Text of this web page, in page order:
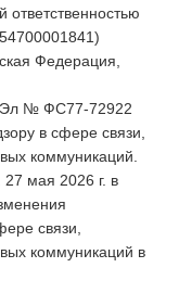
Федерация,
Эл № ФС77-72922
в сфере связи,
коммуникаций.
мая 2026 г. в
связи,
коммуникаций в